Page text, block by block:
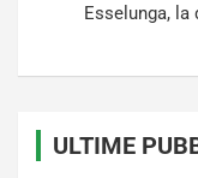
Esselunga,
ULTIME